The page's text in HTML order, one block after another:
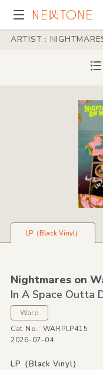
ARTIST :
LP（Black Vinyl）
Nightmares on
In A Space Outta
Warp
Cat No.: WARPLP415
2026-07-04
LP（Black Vinyl）